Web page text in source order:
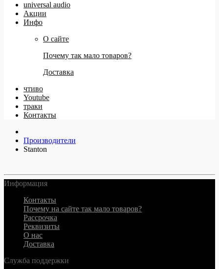
universal audio
Акции
Инфо
О сайте
Почему так мало товаров?
Доставка
чтиво
Youtube
траки
Контакты
Производители
Stanton
Информация
Контакты
Почему на сайте так мало товаров?
Рассрочка
Реквизиты
О нас
Доставка
Служба поддержки